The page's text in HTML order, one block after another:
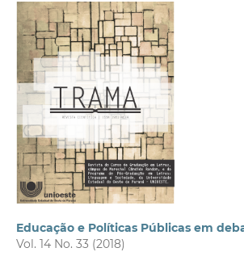
Educação e Políticas Públicas em
Vol. 14 No. 33 (2018)